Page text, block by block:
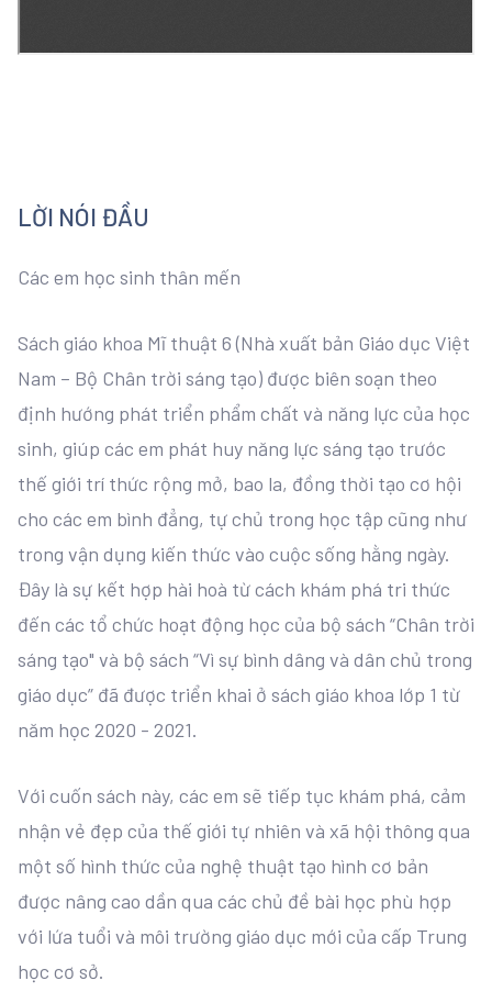
LỜI NÓI ĐẦU
Các em học sinh thân mến
Sách giáo khoa Mĩ thuật 6 (Nhà xuất bản Giáo dục Việt
Nam – Bộ Chân trời sáng tạo) được biên soạn theo
định hướng phát triển phẩm chất và năng lực của học
sinh, giúp các em phát huy năng lực sáng tạo trước
thế giới trí thức rộng mở, bao la, đồng thời tạo cơ hội
cho các em bình đẳng, tự chủ trong học tập cũng như
trong vận dụng kiến thức vào cuộc sống hằng ngày.
Đây là sự kết hợp hài hoà từ cách khám phá tri thức
đến các tổ chức hoạt động học của bộ sách “Chân trời
sáng tạo" và bộ sách “Vì sự bình dâng và dân chủ trong
giáo dục” đã được triển khai ở sách giáo khoa lớp 1 từ
năm học 2020 - 2021.
Với cuốn sách này, các em sẽ tiếp tục khám phá, cảm
nhận vẻ đẹp của thế giới tự nhiên và xã hội thông qua
một số hình thức của nghệ thuật tạo hình cơ bản
được nâng cao dần qua các chủ đề bài học phù hợp
với lứa tuổi và môi trường giáo dục mới của cấp Trung
học cơ sở.